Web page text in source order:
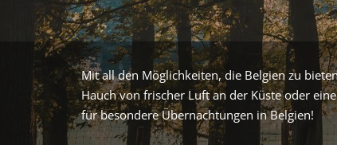
Mit all den Möglichkeiten, die Belgien zu
Hauch von frischer Luft an der Küste oder
für besondere Übernachtungen in Belgien!